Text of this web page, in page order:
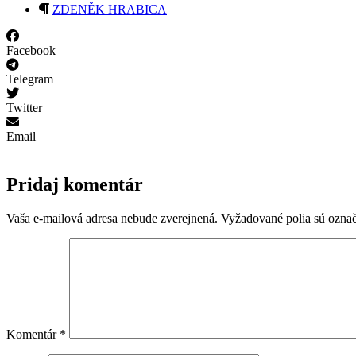
ZDENĚK HRABICA
Facebook
Telegram
Twitter
Email
Pridaj komentár
Vaša e-mailová adresa nebude zverejnená. Vyžadované polia sú
Komentár *